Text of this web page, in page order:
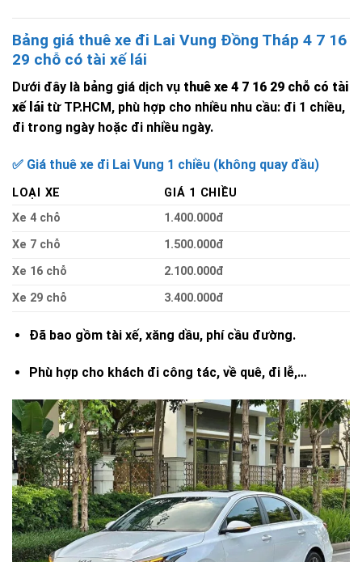
Bảng giá thuê xe đi Lai Vung Đồng Tháp 4 7 16
29 chỗ có tài xế lái
Dưới đây là bảng giá dịch vụ thuê xe 4 7 16 29 chỗ có tài
xế lái từ TP.HCM, phù hợp cho nhiều nhu cầu: đi 1 chiều,
đi trong ngày hoặc đi nhiều ngày.
✅ Giá thuê xe đi Lai Vung 1 chiều (không quay đầu)
LOẠI XE
GIÁ 1 CHIỀU
Xe 4 chỗ
1.400.000đ
Xe 7 chỗ
1.500.000đ
Xe 16 chỗ
2.100.000đ
Xe 29 chỗ
3.400.000đ
Đã bao gồm tài xế, xăng dầu, phí cầu đường.
Phù hợp cho khách đi công tác, về quê, đi lễ,…